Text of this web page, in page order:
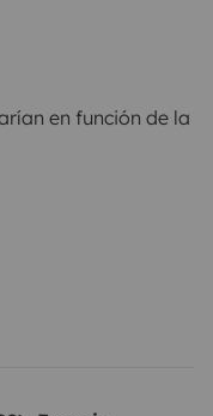
en función de la